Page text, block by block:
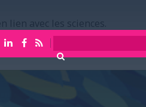
lien avec les sciences.